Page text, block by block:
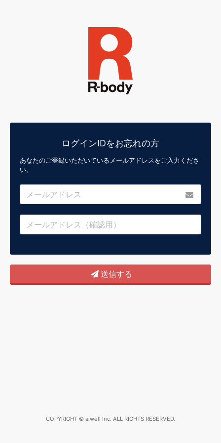
ログインIDをお忘れの方
あなたのご登録いただいているメールアドレスをご入力くださ
い。
送信する
COPYRIGHT © aiwell Inc. ALL RIGHTS RESERVED.